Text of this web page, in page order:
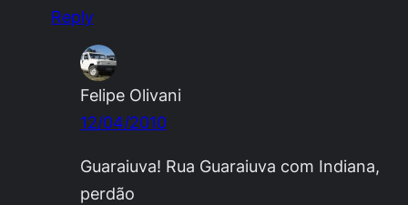
Reply
Felipe Olivani
12/04/2010
Guaraiuva! Rua Guaraiuva com Indiana,
perdão